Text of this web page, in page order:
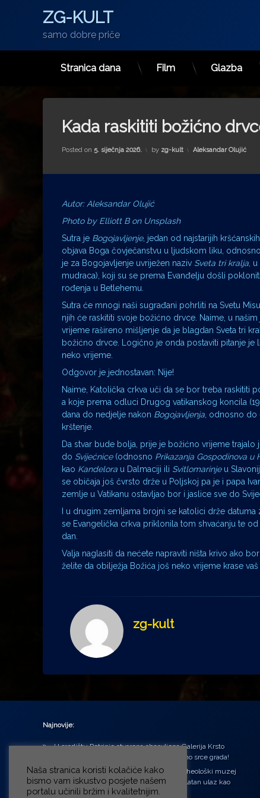
ZG-KULT
samo dobre priče
Stranica dana Film Glazba
Kada raskititi božićno
Posted on 5. siječnja 2026. by zg-kult Kategorije:
Aleksandar Olujić
Autor: Aleksandar Olujić
Photo by Elliott B on Unsplash
Sutra je Bogojavljenje, jedan od najstarijih
objava Boga čovječanstvu u ljudskom liku,
je za Bogojavljenje uvriježen naziv Sveta tri kralja ,
mudraca), koji su se prema Evanđelju došli
rođenja u Betlehemu.
Sutra će mnogi naši sugrađani pohrliti na Svetu
njih će raskititi svoje božićno drvce. Naime, u
vrijeme rašireno mišljenje da je blagdan Sveta tri
božićno drvce. Logično je onda postaviti pitanje je
neko vrijeme.
Odgovor je jednostavan: Nije!
Naime, Katolička crkva uči da se bor treba raskititi
a koje prema odluci Drugog vatikanskog koncila
dana do nedjelje nakon Bogojavljenja , odnosno
krštenje.
Da stvar bude bolja, prije je božićno vrijeme trajalo
do Svijećnice(odnosno Prikazanja Gospodinova u
kao Kandelora u Dalmaciji ili Svitlomarinjeu
se običaja još čvrsto drže u Poljskoj pa je i papa
zemlje u Vatikanu ostavljao bor i jaslice sve do
I u drugim zemljama brojni se katolici drže
se Evangelička crkva priklonila tom shvaćanju te
dan.
Valja naglasiti da nećete napraviti ništa krivo ako
želite da obilježja Božića još neko vrijeme krase
zg-kult
Najnovije:
U središtu Petrinje otvorena obnovljena Galerija Krsto
Hegedušić: Kultura vraćena kući, u samo srce grada!
Od petka do nedjelje (31.7. – 2.8.2026.) Arheološki muzej
u Zagrebu otvara vrata građanima: Besplatan ulaz kao
zaklon od toplinskog vala
Naša stranica koristi kolačiće kako
bismo vam iskustvo posjete našem
portalu učinili bržim i kvalitetnijim.